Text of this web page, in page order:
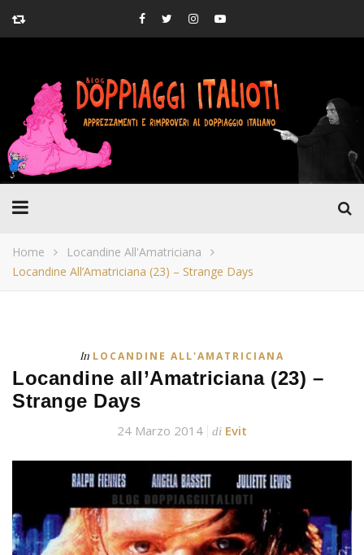
Home
Locandine All'Amatriciana
Locandine All’Amatriciana (23) – Strange Days
In LOCANDINE ALL'AMATRICIANA
Locandine all’Amatriciana (23) –
Strange Days
24 Marzo 2014 di Evit